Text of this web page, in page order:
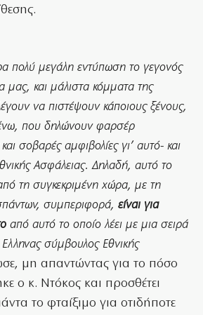
πολύ μεγάλη εντύπωση το γεγονός
μας, και μάλιστα κόμματα της
να πιστέψουν κάποιους ξένους,
που δηλώνουν φαρσέρ
σοβαρές αμφιβολίες γι’ αυτό- και
Ασφάλειας. Δηλαδή, αυτό το
τη συγκεκριμένη χώρα, με τη
συμπεριφορά, είναι για
από αυτό το οποίο λέει με μια σειρά
σύμβουλος Εθνικής
μη απαντώντας για το πόσο
ο κ. Ντόκος και προσθέτει
το φταίξιμο για οτιδήποτε